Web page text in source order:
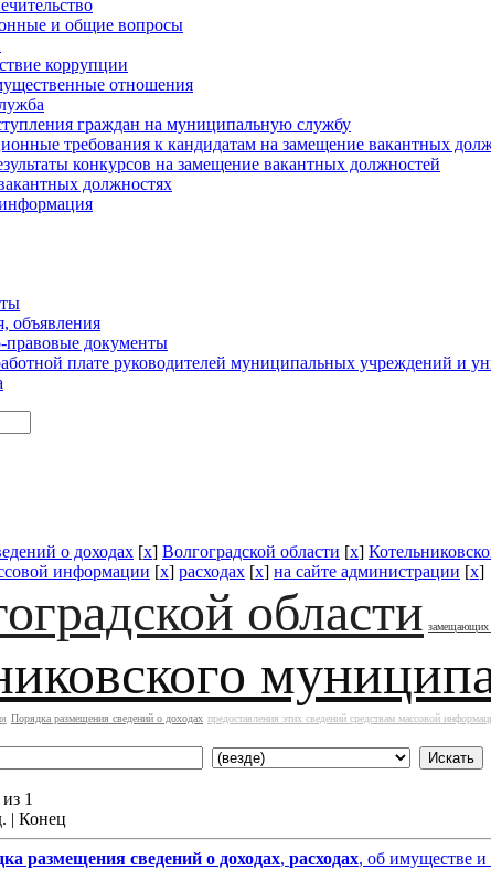
и общие вопросы
коррупции
отношения
граждан на муниципальную службу
требования к кандидатам на замещение вакантных
конкурсов на замещение вакантных должностей
должностях
объявления
документы
плате руководителей муниципальных учреждений и
о доходах [x] Волгоградской области [x]
информации [x] расходах [x] на сайте администрации [x]
области замещающих
Порядка размещения сведений о доходах предоставления этих сведений средствам массовой
1
| Конец
размещения сведений о доходах, расходах, об имуществе